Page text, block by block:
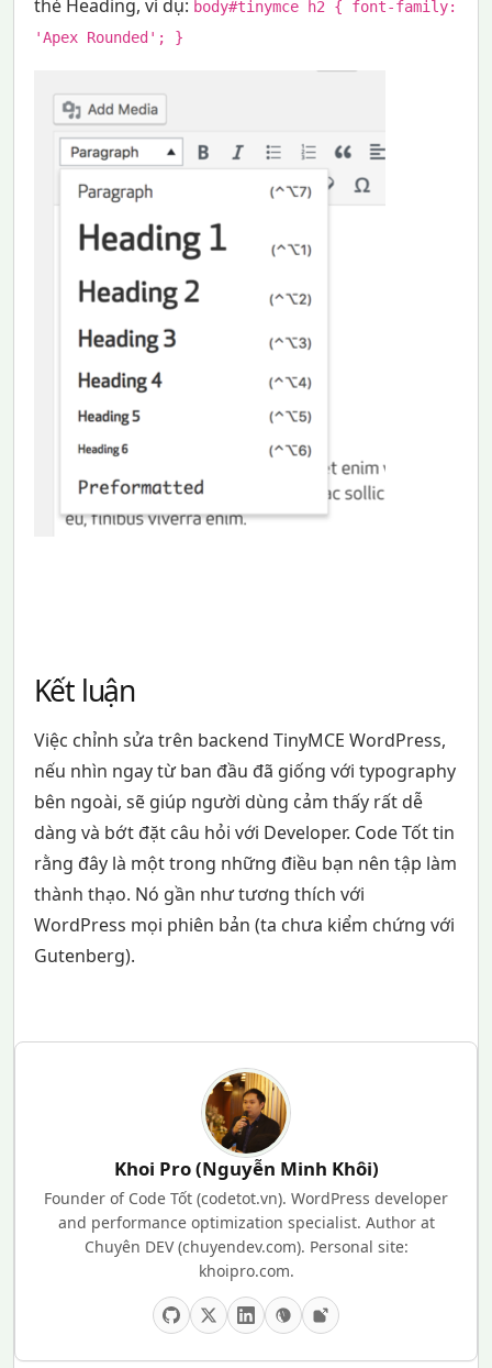
thẻ Heading, ví dụ: body#tinymce h2 { font-family:
'Apex Rounded'; }
Kết luận
Việc chỉnh sửa trên backend TinyMCE WordPress,
nếu nhìn ngay từ ban đầu đã giống với typography
bên ngoài, sẽ giúp người dùng cảm thấy rất dễ
dàng và bớt đặt câu hỏi với Developer. Code Tốt tin
rằng đây là một trong những điều bạn nên tập làm
thành thạo. Nó gần như tương thích với
WordPress mọi phiên bản (ta chưa kiểm chứng với
Gutenberg).
Khoi Pro (Nguyễn Minh Khôi)
Founder of Code Tốt (codetot.vn). WordPress developer
and performance optimization specialist. Author at
Chuyên DEV (chuyendev.com). Personal site:
khoipro.com.